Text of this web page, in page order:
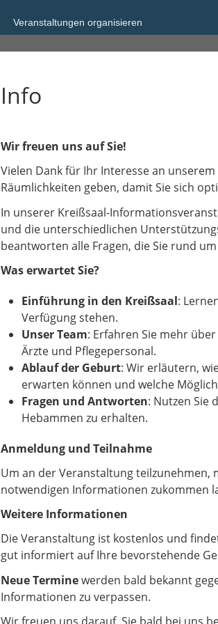
Veranstaltungen organisieren
Neumünster
Info
Wir freuen uns auf Sie!
Vielen Dank für Ihr Interesse an
Räumlichkeiten geben, damit Sie sich
In unserer Kreißsaal-
und die unterschiedlichen
beantworten alle Fragen, die Sie rund
Was erwartet Sie?
Einführung in den Kreißsaal:
Verfügung stehen.
Unser Team: Erfahren Sie mehr
Ärzte und Pflegepersonal.
Ablauf der Geburt: Wir erläutern,
erwarten können und welche
Fragen und Antworten: Nutzen Sie
Hebammen zu erhalten.
Anmeldung und Teilnahme
Um an der Veranstaltung teilzunehmen,
notwendigen Informationen zukommen
Weitere Informationen
Die Veranstaltung ist kostenlos und
gut informiert auf Ihre bevorstehende
Neue Terminewerden bald bekannt
Informationen zu verpassen.